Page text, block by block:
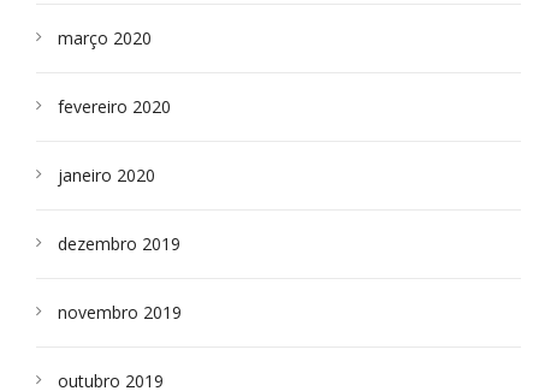
março 2020
fevereiro 2020
janeiro 2020
dezembro 2019
novembro 2019
outubro 2019